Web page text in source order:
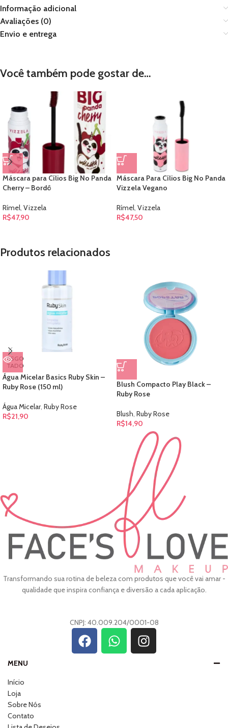
Informação adicional
Avaliações (0)
Envio e entrega
Você também pode gostar de…
Máscara para Cílios Big No Panda
Cherry – Bordô
Rímel, Vizzela
R$47,90
Máscara Para Cílios Big No Panda
Vizzela Vegano
Rímel, Vizzela
R$47,50
Produtos relacionados
ESGO
TADO
Água Micelar Basics Ruby Skin –
Ruby Rose (150 ml)
Água Micelar, Ruby Rose
R$21,90
Blush Compacto Play Black –
Ruby Rose
Blush, Ruby Rose
R$14,90
Transformando sua rotina de beleza com produtos que você vai amar -
qualidade que inspira confiança e diversão a cada aplicação.
CNPJ: 40.009.204/0001-08
MENU
Início
Loja
Sobre Nós
Contato